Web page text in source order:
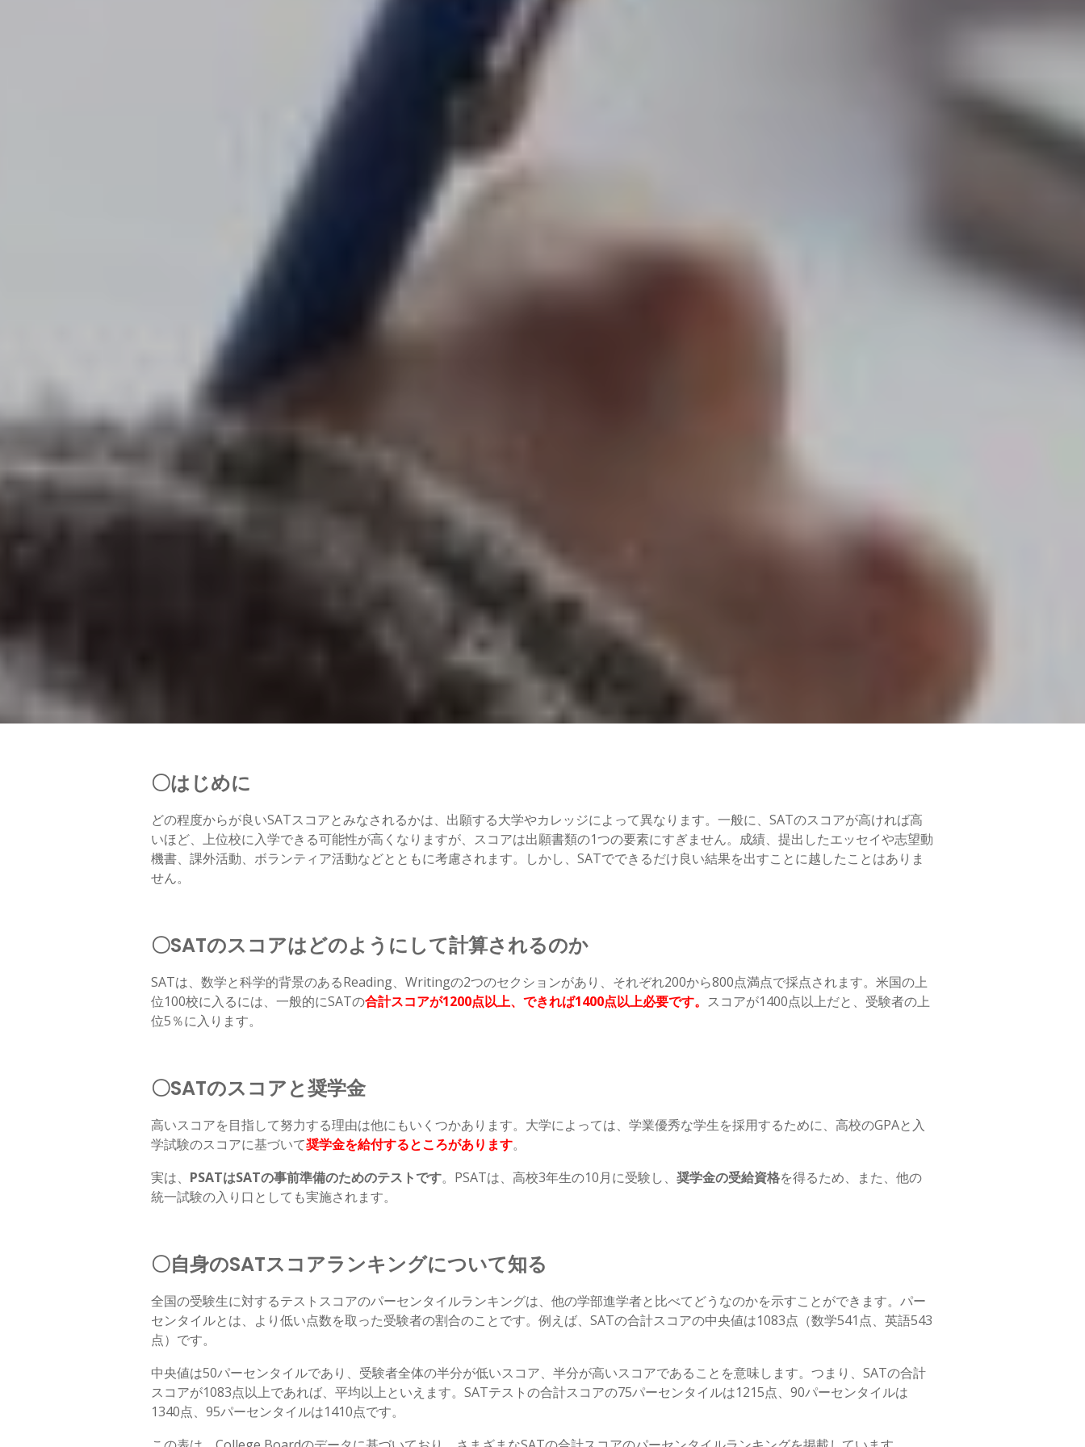
〇はじめに
どの程度からが良いSATスコアとみなされるかは、出願する大学やカレッジによって異なります。一般に、SATのスコアが高ければ高
いほど、上位校に入学できる可能性が高くなりますが、スコアは出願書類の1つの要素にすぎません。成績、提出したエッセイや志望動
機書、課外活動、ボランティア活動などとともに考慮されます。しかし、SATでできるだけ良い結果を出すことに越したことはありま
せん。
〇SATのスコアはどのようにして計算されるのか
SATは、数学と科学的背景のあるReading、Writingの2つのセクションがあり、それぞれ200から800点満点で採点されます。米国の上
位100校に入るには、一般的にSATの合計スコアが1200点以上、できれば1400点以上必要です。 スコアが1400点以上だと、受験者の上
位5％に入ります。
〇SATのスコアと奨学金
高いスコアを目指して努力する理由は他にもいくつかあります。大学によっては、学業優秀な学生を採用するために、高校のGPAと入
学試験のスコアに基づいて奨学金を給付するところがあります。
実は、 PSATはSATの事前準備のためのテストです。PSATは、高校3年生の10月に受験し、 奨学金の受給資格を得るため、また、他の
統一試験の入り口としても実施されます。
〇自身のSATスコアランキングについて知る
全国の受験生に対するテストスコアのパーセンタイルランキングは、他の学部進学者と比べてどうなのかを示すことができます。パー
センタイルとは、より低い点数を取った受験者の割合のことです。例えば、SATの合計スコアの中央値は1083点（数学541点、英語543
点）です。
中央値は50パーセンタイルであり、受験者全体の半分が低いスコア、半分が高いスコアであることを意味します。つまり、SATの合計
スコアが1083点以上であれば、平均以上といえます。SATテストの合計スコアの75パーセンタイルは1215点、90パーセンタイルは
1340点、95パーセンタイルは1410点です。